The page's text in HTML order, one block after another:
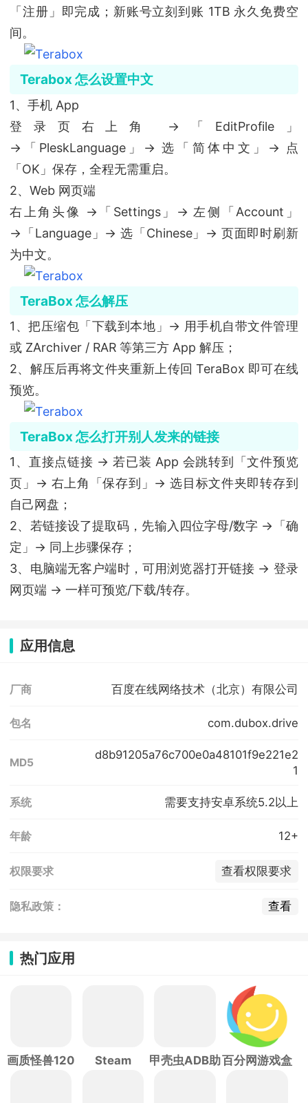
「注册」即完成；新账号立刻到账 1TB 永久免费空
间。
Terabox 怎么设置中文
1、手机 App
登录页右上角 →「EditProfile」
→「PleskLanguage」→ 选「简体中文」→ 点
「OK」保存，全程无需重启。
2、Web 网页端
右上角头像 →「Settings」→ 左侧「Account」
→「Language」→ 选「Chinese」→ 页面即时刷新
为中文。
TeraBox 怎么解压
1、把压缩包「下载到本地」→ 用手机自带文件管理
或 ZArchiver / RAR 等第三方 App 解压；
2、解压后再将文件夹重新上传回 TeraBox 即可在线
预览。
TeraBox 怎么打开别人发来的链接
1、直接点链接 → 若已装 App 会跳转到「文件预览
页」→ 右上角「保存到」→ 选目标文件夹即转存到
自己网盘；
2、若链接设了提取码，先输入四位字母/数字 →「确
定」→ 同上步骤保存；
3、电脑端无客户端时，可用浏览器打开链接 → 登录
网页端 → 一样可预览/下载/转存。
应用信息
厂商 百度在线网络技术（北京）有限公司
包名 com.dubox.drive
MD5
d8b91205a76c700e0a48101f9e221e2
1
系统 需要支持安卓系统5.2以上
年龄 12+
权限要求 查看权限要求
隐私政策： 查看
热门应用
画质怪兽120
Steam
甲壳虫ADB助百分网游戏盒